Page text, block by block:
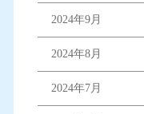
2024年9月
2024年8月
2024年7月